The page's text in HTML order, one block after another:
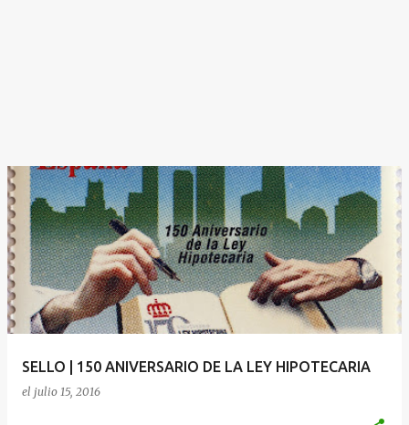
SELLO | 150 ANIVERSARIO DE LA LEY HIPOTECARIA
el julio 15, 2016